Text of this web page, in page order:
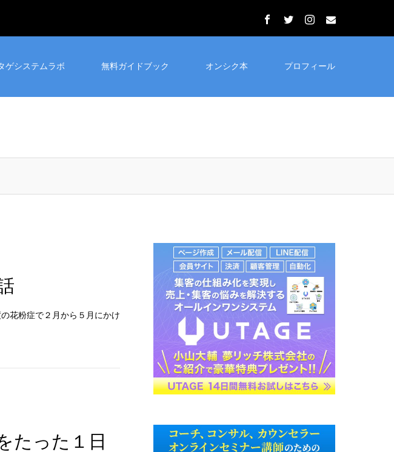
ゲシステムラボ 無料ガイドブック オンシク本 プロフィール
花粉症で２月から５月にかけ
たった１日